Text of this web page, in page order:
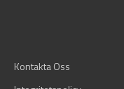
Kontakta Oss